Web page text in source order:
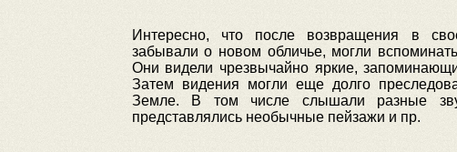
Интересно, что после возвращения в
забывали о новом обличье, могли
Они видели чрезвычайно яркие,
Затем видения могли еще долго
Земле. В том числе слышали разные
представлялись необычные пейзажи и пр.